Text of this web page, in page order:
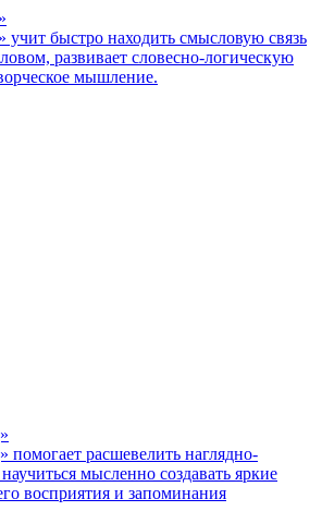
учит быстро находить смысловую связь
развивает словесно-логическую
мышление.
помогает расшевелить наглядно-
мысленно создавать яркие
восприятия и запоминания